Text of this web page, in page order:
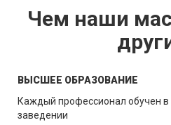
Чем наши
ВЫСШЕЕ ОБРАЗОВАНИЕ
Каждый профессионал обучен
заведении